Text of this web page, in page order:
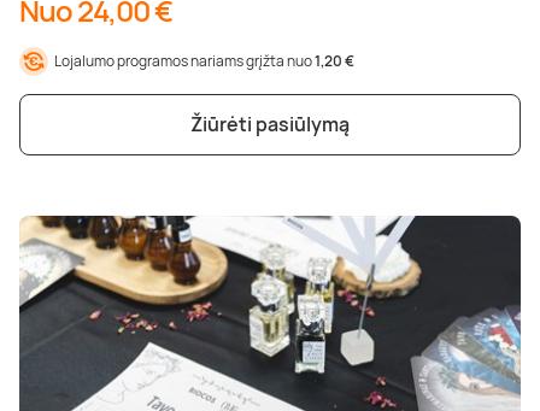
Nuo 24,00 €
Lojalumo programos nariams grįžta nuo1,20 €
Žiūrėti pasiūlymą